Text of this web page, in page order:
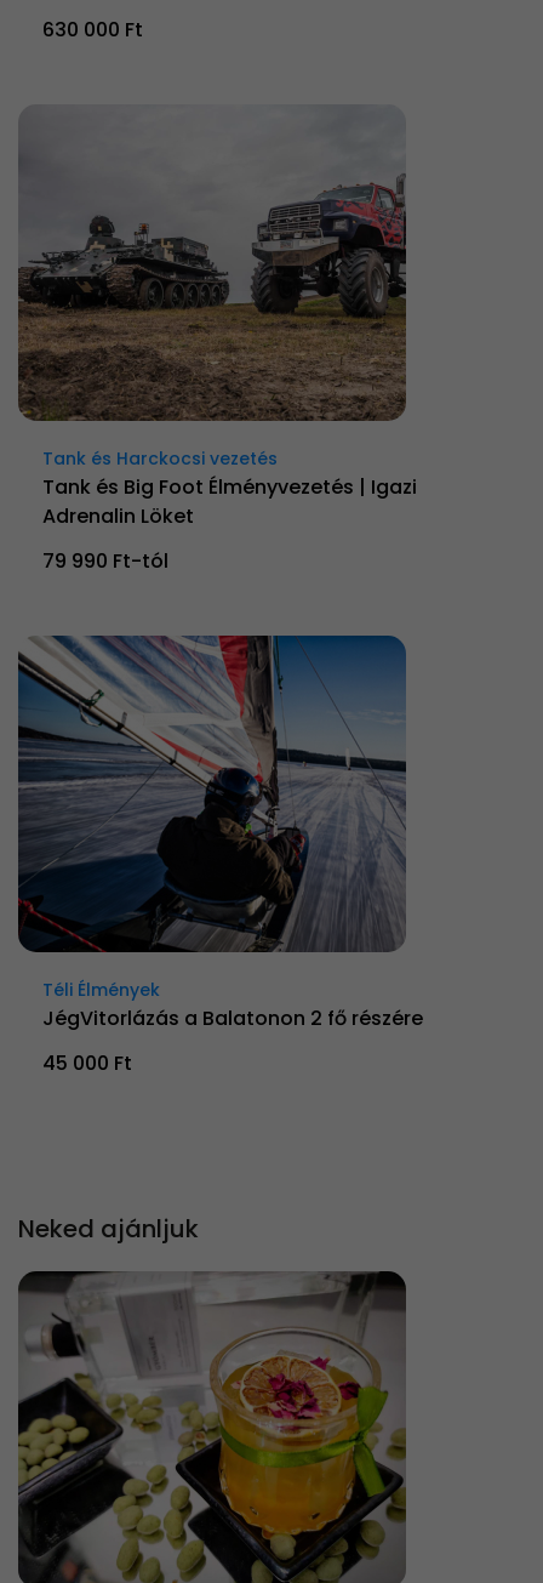
630 000 Ft
Tank és Harckocsi vezetés
Tank és Big Foot Élményvezetés | Igazi
Adrenalin Löket
79 990 Ft-tól
Téli Élmények
JégVitorlázás a Balatonon 2 fő részére
45 000 Ft
Neked ajánljuk